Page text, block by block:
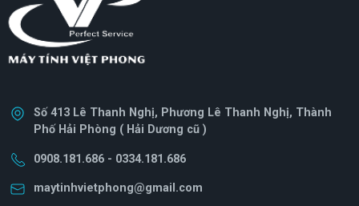
Số 413 Lê Thanh Nghị, Phương Lê Thanh Nghị, Thành
Phố Hải Phòng ( Hải Dương cũ )
0908.181.686 - 0334.181.686
maytinhvietphong@gmail.com